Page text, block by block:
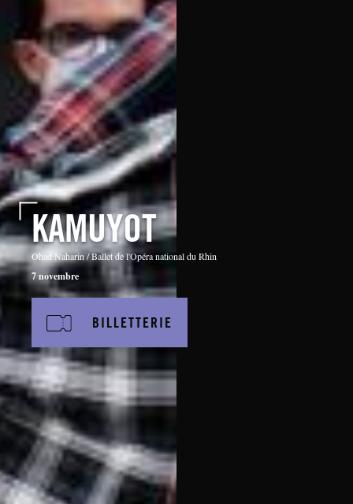
KAMUYOT
Ohad Naharin / Ballet de l'Opéra national du Rhin
7 novembre
BILLETTERIE